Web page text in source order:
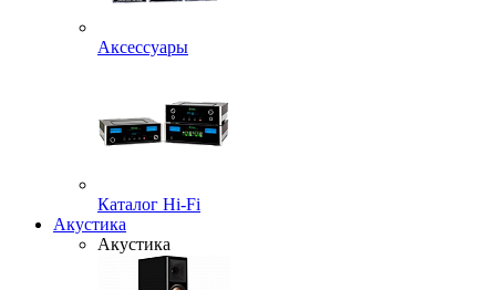
Аксессуары
Каталог Hi-Fi
Акустика
Акустика